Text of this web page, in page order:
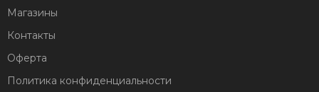
Магазины
Контакты
Оферта
Политика конфиденциальности